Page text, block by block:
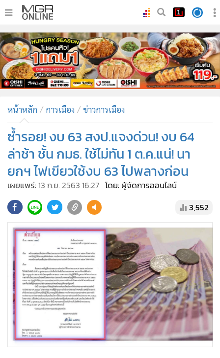
• หน้าหลัก
• ทันเหตุการณ์
• ภาคใต้
• ภูมิภาค
• บันเทิง
ผู้จัดการรายวัน
• คอลัมนิสต์
• ละคร
• CbizReview
• Cyber BIZ
• ผู้จัดกวน
• Good health & Well-being
Green Innovation & SD
Management & HR
MGR Live
Infographic
การเมือง
ท่องเที่ยว
กีฬา
ต่างประเทศ
หน้าหลัก การเมือง ข่าวการเมือง
ซ้ำรอย! งบ 63 สงป.แจงด่วน! งบ 64
ล่าช้า ชั้น กมธ. ใช้ไม่ทัน 1 ต.ค.แน่! นา
ยกฯ ไฟเขียวใช้งบ 63 ไปพลางก่อน
เผยแพร่: 13 ก.ย. 2563 16:27 โดย: ผู้จัดการออนไลน์
3,552